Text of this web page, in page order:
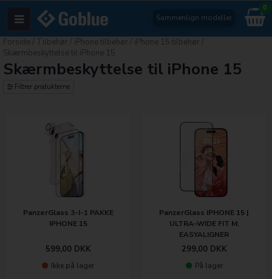
Sammenlign modeller
0
Forside Tilbehør iPhone tilbehør iPhone 15 tilbehør
Skærmbeskyttelse til iPhone 15
Skærmbeskyttelse til iPhone 15
Filtrer produkterne
PanzerGlass 3-I-1 PAKKE
IPHONE 15
599,00 DKK
Ikke på lager
PanzerGlass IPHONE 15 |
ULTRA-WIDE FIT M.
EASYALIGNER
299,00 DKK
På lager